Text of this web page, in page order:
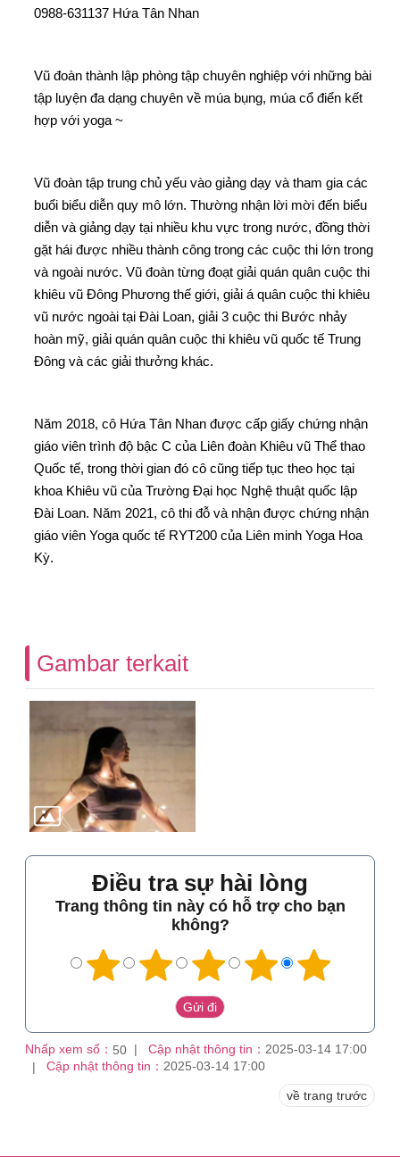
0988-631137 Hứa Tân Nhan
Vũ đoàn thành lập phòng tập chuyên nghiệp với những bài
tập luyện đa dạng chuyên về múa bụng, múa cổ điển kết
hợp với yoga ~
Vũ đoàn tập trung chủ yếu vào giảng dạy và tham gia các
buổi biểu diễn quy mô lớn. Thường nhận lời mời đến biểu
diễn và giảng dạy tại nhiều khu vực trong nước, đồng thời
gặt hái được nhiều thành công trong các cuộc thi lớn trong
và ngoài nước. Vũ đoàn từng đoạt giải quán quân cuộc thi
khiêu vũ Đông Phương thế giới, giải á quân cuộc thi khiêu
vũ nước ngoài tại Đài Loan, giải 3 cuộc thi Bước nhảy
hoàn mỹ, giải quán quân cuộc thi khiêu vũ quốc tế Trung
Đông và các giải thưởng khác.
Năm 2018, cô Hứa Tân Nhan được cấp giấy chứng nhận
giáo viên trình độ bậc C của Liên đoàn Khiêu vũ Thể thao
Quốc tế, trong thời gian đó cô cũng tiếp tục theo học tại
khoa Khiêu vũ của Trường Đại học Nghệ thuật quốc lập
Đài Loan. Năm 2021, cô thi đỗ và nhận được chứng nhận
giáo viên Yoga quốc tế RYT200 của Liên minh Yoga Hoa
Kỳ.
Gambar terkait
Điều tra sự hài lòng
Trang thông tin này có hỗ trợ cho bạn
không?
Nhấp xem số： 50 Cập nhật thông tin： 2025-03-14 17:00
Cập nhật thông tin： 2025-03-14 17:00
về trang trước